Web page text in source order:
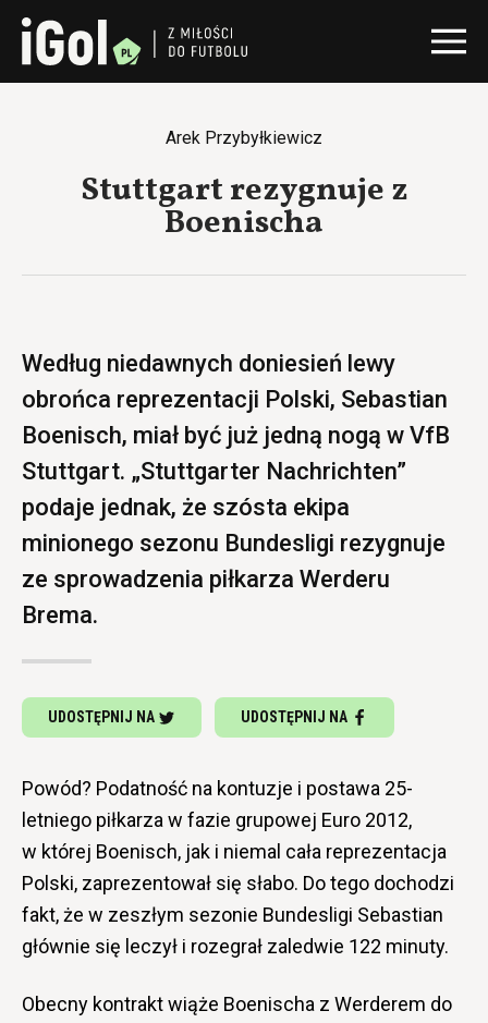
Arek Przybyłkiewicz
Stuttgart rezygnuje z
Boenischa
Według niedawnych doniesień lewy
obrońca reprezentacji Polski, Sebastian
Boenisch, miał być już jedną nogą w VfB
Stuttgart. „Stuttgarter Nachrichten”
podaje jednak, że szósta ekipa
minionego sezonu Bundesligi rezygnuje
ze sprowadzenia piłkarza Werderu
Brema.
UDOSTĘPNIJ NA UDOSTĘPNIJ NA
Powód? Podatność na kontuzje i postawa 25-
letniego piłkarza w fazie grupowej Euro 2012,
w której Boenisch, jak i niemal cała reprezentacja
Polski, zaprezentował się słabo. Do tego dochodzi
fakt, że w zeszłym sezonie Bundesligi Sebastian
głównie się leczył i rozegrał zaledwie 122 minuty.
Obecny kontrakt wiąże Boenischa z Werderem do